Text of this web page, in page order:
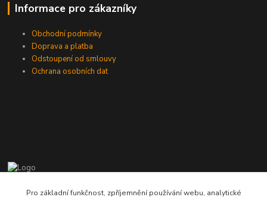
Informace pro zákazníky
Obchodní podmínky
Doprava a platba
Odstoupení od smlouvy
Ochrana osobních dat
775724471, 773177017
Pro základní funkčnost, zpříjemnění používání webu, analytické